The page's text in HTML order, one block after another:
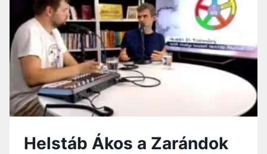
Helstáb Ákos a Zarándok